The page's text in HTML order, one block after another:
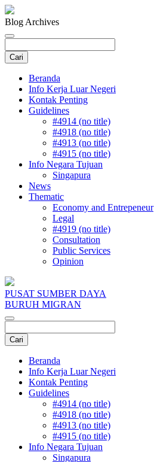
Blog Archives
Beranda
Info Kerja Luar Negeri
Kontak Penting
Guidelines
#4914 (no title)
#4918 (no title)
#4913 (no title)
#4915 (no title)
Info Negara Tujuan
Singapura
News
Thematic
Economy and Entrepeneur
Legal
#4919 (no title)
Consultation
Public Services
Opinion
PUSAT SUMBER DAYA
BURUH MIGRAN
Beranda
Info Kerja Luar Negeri
Kontak Penting
Guidelines
#4914 (no title)
#4918 (no title)
#4913 (no title)
#4915 (no title)
Info Negara Tujuan
Singapura